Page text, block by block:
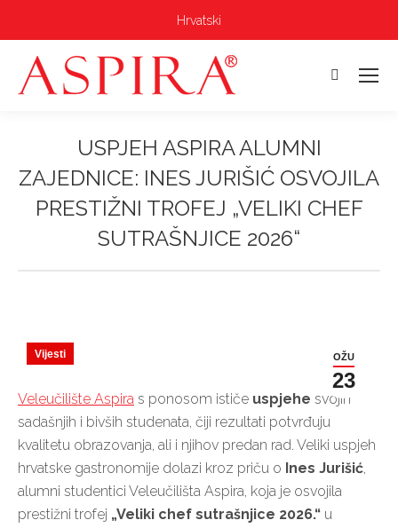
Hrvatski
Pretraga:
USPJEH ASPIRA ALUMNI
ZAJEDNICE: INES JURIŠIĆ OSVOJILA
PRESTIŽNI TROFEJ „VELIKI CHEF
SUTRAŠNJICE 2026“
OŽU
23
Vijesti
Veleučilište Aspira s ponosom ističe uspjehe svojih
sadašnjih i bivših studenata, čiji rezultati potvrđuju
kvalitetu obrazovanja, ali i njihov predan rad. Veliki uspjeh
hrvatske gastronomije dolazi kroz priču o Ines Jurišić,
alumni studentici Veleučilišta Aspira, koja je osvojila
prestižni trofej „Veliki chef sutrašnjice 2026.“ u